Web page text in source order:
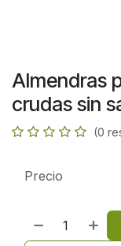
Almendras
crudas sin
(0
Precio